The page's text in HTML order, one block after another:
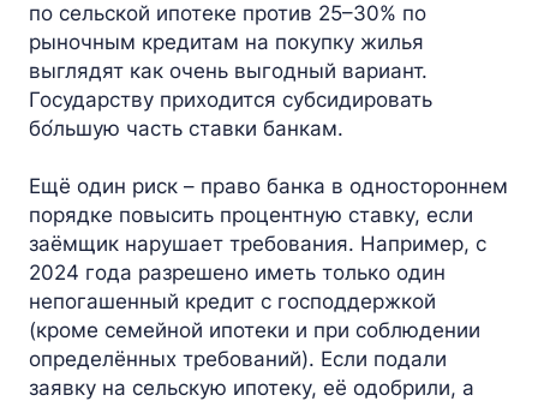
по сельской ипотеке против 25–30% по
рыночным кредитам на покупку жилья
выглядят как очень выгодный вариант.
Государству приходится субсидировать
бо́льшую часть ставки банкам.
Ещё один риск – право банка в одностороннем
порядке повысить процентную ставку, если
заёмщик нарушает требования. Например, с
2024 года разрешено иметь только один
непогашенный кредит с господдержкой
(кроме семейной ипотеки и при соблюдении
определённых требований). Если подали
заявку на сельскую ипотеку, её одобрили, а